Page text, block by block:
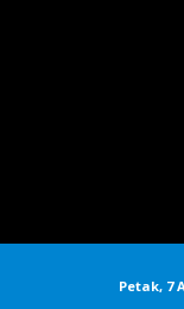
Petak, 7